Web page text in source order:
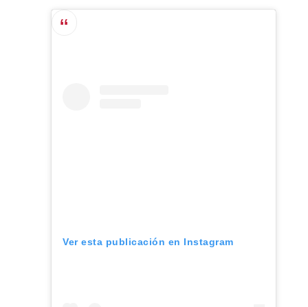
Ver esta publicación en Instagram